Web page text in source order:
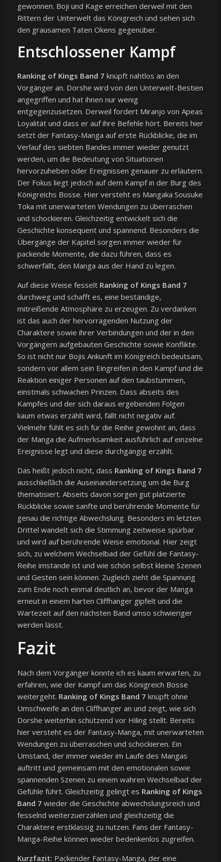
gewonnen. Boji und Kage erreichen derweil mit den
Rittern der Unterwelt das Königreich und sehen sich
den grausamen Taten Okens gegenüber.
Entschlossener Kampf
Ranking of Kings Band 7 knüpft nahtlos an den
Vorgänger an. Dorshe wird von den Unterwelt-Bestien
angegriffen und hat ihnen nur wenig
entgegenzusetzen. Derweil fordert Miranjo von Apeas
Loyalität und dass er auf ihre Befehle hört. Bereits hier
setzt der Fantasy-Manga auf erste Rückblicke, die im
Verlauf des siebten Bandes immer wieder genutzt
werden, um die Bedeutung von Situationen
hervorzuheben oder Ereignissen genauer zu erläutern.
Der Fokus liegt jedoch auf dem Kampf in der Burg des
Königreichs Bosse. Hier versteht es Mangaka Sousuke
Toka mit unerwarteten Wendungen zu überraschen
und schockieren. Gleichzeitig entwickelt sich die
Geschichte konsequent und spannend. Besonders die
Übergänge der Kapitel sorgen immer wieder für
packende Momente, die dazu führen, dass es
schwerfällt, den Manga aus der Hand zu legen.
Auf diese Weise fesselt Ranking of Kings Band 7
durchweg und schafft es, eine beständige,
mitreißende Atmosphäre zu erzeugen. Zu verdanken
ist das auch der hervorragenden Nutzung der
Charaktere sowie ihrer Verbindungen und der in den
Vorgängern aufgebauten Geschichte sowie Konflikte.
So ist nicht nur Bojis Ankunft im Königreich bedeutsam,
sondern vor allem sein Eingreifen in den Kampf und die
Reaktion einiger Personen auf den taubstummen,
einstmals schwachen Prinzen. Dass abseits des
Kampfes und der sich daraus ergebenden Folgen
kaum etwas erzählt wird, fällt nicht negativ auf.
Vielmehr fühlt es sich für die Reihe gewohnt an, dass
der Manga die Aufmerksamkeit ausführlich auf einzelne
Ereignisse legt und diese durchgängig erzählt.
Das heißt jedoch nicht, dass Ranking of Kings Band 7
ausschließlich die Auseinandersetzung um die Burg
thematisiert. Abseits davon sorgen gut platzierte
Rückblicke sowie sanfte und berührende Momente für
genau die richtige Abwechslung. Besonders im letzten
Drittel wandelt sich die Stimmung zeitweise spürbar
und wird auf berührende Weise emotional. Hier zeigt
sich, zu welchem Wechselbad der Gefühl die Fantasy-
Reihe imstande ist und wie schön selbst kleine Szenen
und Gesten sein können. Zugleich zieht die Spannung
zum Ende noch einmal deutlich an, bevor der Manga
erneut in einem harten Cliffhanger gipfelt und die
Wartezeit auf den nächsten Band umso schwieriger
werden lässt.
Fazit
Nach dem Vorgänger konnte ich es kaum erwarten, zu
erfahren, wie der Kampf um das Königreich Bosse
weitergeht. Ranking of Kings Band 7 knüpft ohne
Umschweife an den Cliffhanger an und zeigt, wie sich
Dorshe weiterhin schützend vor Hiling stellt. Bereits
hier versteht es der Fantasy-Manga, mit unerwarteten
Wendungen zu überraschen und schockieren. Ein
Umstand, der immer wieder im Laufe des Mangas
auftritt und gemeinsam mit den emotionalen sowie
spannenden Szenen zu einem wahren Wechselbad der
Gefühle führt. Gleichzeitig gelingt es Ranking of Kings
Band 7 wieder die Geschichte abwechslungsreich und
fesselnd weiterzuerzählen und gleichzeitig die
Charaktere erstklassig zu nutzen. Fans der Fantasy-
Manga-Reihe können wieder bedenkenlos zugreifen.
Kurzfazit: Packender Fantasy-Manga, der eine